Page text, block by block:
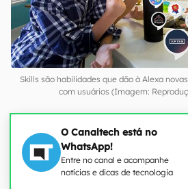
Skills são habilidades que dão à Alexa
com usuários (Imagem:
O Canaltech está no
WhatsApp!
Entre no canal e acompanhe
notícias e dicas de tecnologia